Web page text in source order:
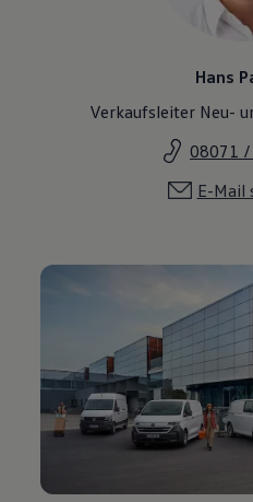
Hans
Verkaufsleiter Neu-
08071
E-Mail